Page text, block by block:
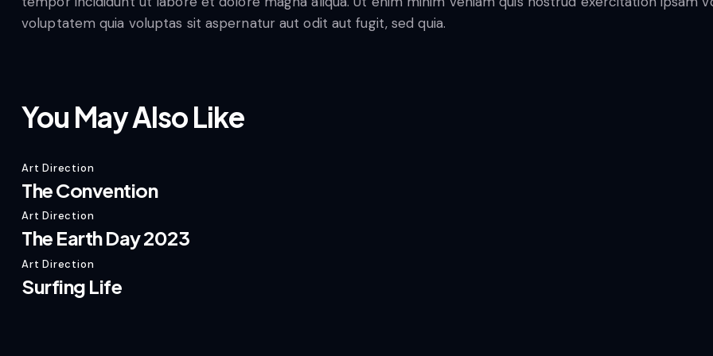
voluptatem quia voluptas sit aspernatur aut odit aut fugit, sed quia.
You May Also Like
Art Direction
The Convention
Art Direction
The Earth Day 2023
Art Direction
Surfing Life